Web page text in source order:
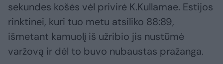
sekundes košės vėl privirė K.Kullamae. Estijos
rinktinei, kuri tuo metu atsiliko 88:89,
išmetant kamuolį iš užribio jis nustūmė
varžovą ir dėl to buvo nubaustas pražanga.